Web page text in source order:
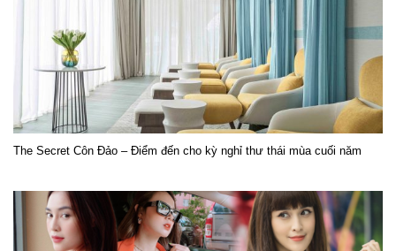
The Secret Côn Đảo – Điểm đến cho kỳ nghỉ thư thái mùa cuối năm